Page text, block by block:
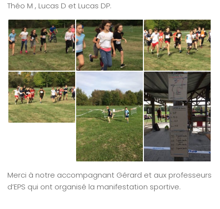
Théo M , Lucas D et Lucas DP.
Merci à notre accompagnant Gérard et aux professeurs
d’EPS qui ont organisé la manifestation sportive.